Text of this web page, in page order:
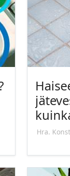
Hra.